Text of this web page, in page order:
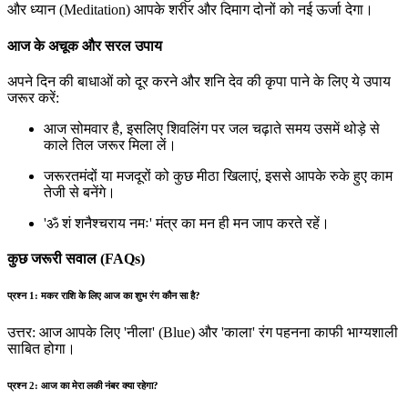
और ध्यान (Meditation) आपके शरीर और दिमाग दोनों को नई ऊर्जा देगा।
आज के अचूक और सरल उपाय
अपने दिन की बाधाओं को दूर करने और शनि देव की कृपा पाने के लिए ये उपाय
जरूर करें:
आज सोमवार है, इसलिए शिवलिंग पर जल चढ़ाते समय उसमें थोड़े से
काले तिल जरूर मिला लें।
जरूरतमंदों या मजदूरों को कुछ मीठा खिलाएं, इससे आपके रुके हुए काम
तेजी से बनेंगे।
'ॐ शं शनैश्चराय नमः' मंत्र का मन ही मन जाप करते रहें।
कुछ जरूरी सवाल (FAQs)
प्रश्न 1: मकर राशि के लिए आज का शुभ रंग कौन सा है?
उत्तर: आज आपके लिए 'नीला' (Blue) और 'काला' रंग पहनना काफी भाग्यशाली
साबित होगा।
प्रश्न 2: आज का मेरा लकी नंबर क्या रहेगा?